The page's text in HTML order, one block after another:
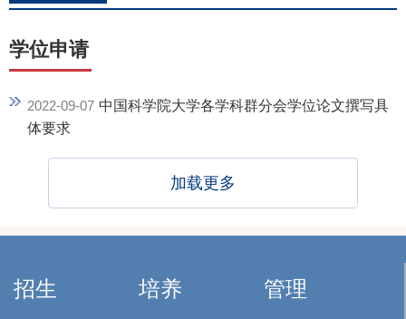
学位申请
2022-09-07 中国科学院大学各学科群分会学位论文撰写具
体要求
加载更多
招生 培养
管理